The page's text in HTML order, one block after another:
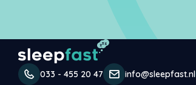
033 - 455 20 47 info@sleepfast.nl